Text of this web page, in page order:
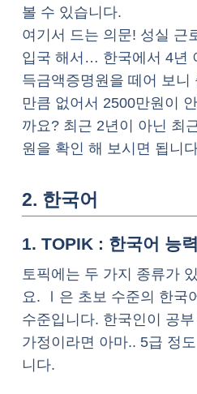
볼 수 있습니다.
여기서 드는 의문! 성실 근
입국 해서… 한국에서 4년
득금액증명원을 떼어 보니
만큼 없어서 2500만원이
까요? 최근 2년이 아닌 최
원을 확인 해 보시면 됩니
2. 한국어
1. TOPIK : 한국어 능
토픽에는 두 가지 종류가
요. Ⅰ은 초보 수준의 한국
수준입니다. 한국인이 공
가정이라면 아마.. 5급 정
니다.